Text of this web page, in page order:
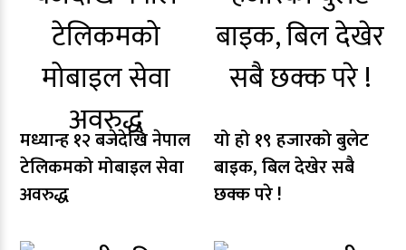
मध्यान्ह १२ बजेदेखि नेपाल
टेलिकमको मोबाइल सेवा
अवरुद्ध
यो हो १९ हजारको बुलेट
बाइक, बिल देखेर सबै
छक्क परे !